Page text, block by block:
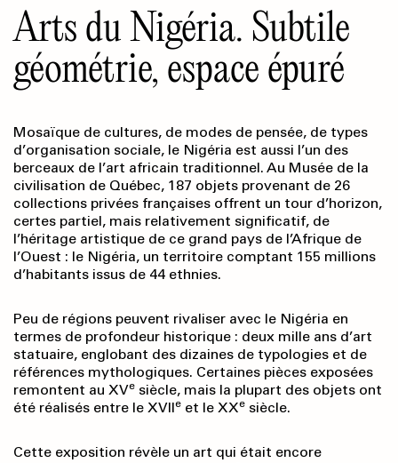
Arts du Nigéria. Subtile
géométrie, espace épuré
Mosaïque de cultures, de modes de pensée, de types
d’organisation sociale, le Nigéria est aussi l’un des
berceaux de l’art africain traditionnel. Au Musée de la
civilisation de Québec, 187 objets provenant de 26
collections privées françaises offrent un tour d’horizon,
certes partiel, mais relativement significatif, de
l’héritage artistique de ce grand pays de l’Afrique de
l’Ouest : le Nigéria, un territoire comptant 155 millions
d’habitants issus de 44 ethnies.
Peu de régions peuvent rivaliser avec le Nigéria en
termes de profondeur historique : deux mille ans d’art
statuaire, englobant des dizaines de typologies et de
références mythologiques. Certaines pièces exposées
remontent au XVe siècle, mais la plupart des objets ont
été réalisés entre le XVIIe et le XXe siècle.
Cette exposition révèle un art qui était encore